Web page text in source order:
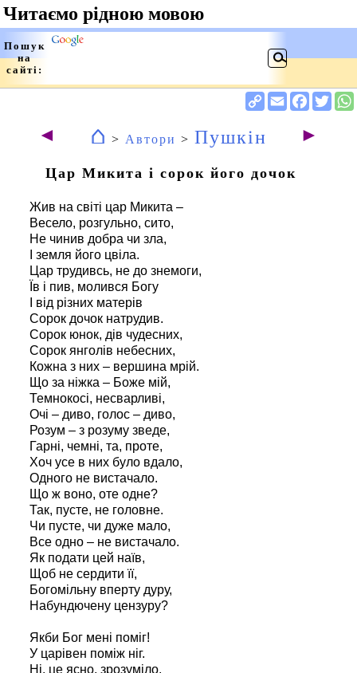
◄ ⌂ > Автори > Пушкін ►
Цар Микита і сорок його дочок
Жив на світі цар Микита –
Весело, розгульно, сито,
Не чинив добра чи зла,
І земля його цвіла.
Цар трудивсь, не до знемоги,
Їв і пив, молився Богу
І від різних матерів
Сорок дочок натрудив.
Сорок юнок, дів чудесних,
Сорок янголів небесних,
Кожна з них – вершина мрій.
Що за ніжка – Боже мій,
Темнокосі, несварливі,
Очі – диво, голос – диво,
Розум – з розуму зведе,
Гарні, чемні, та, проте,
Хоч усе в них було вдало,
Одного не вистачало.
Що ж воно, оте одне?
Так, пусте, не головне.
Чи пусте, чи дуже мало,
Все одно – не вистачало.
Як подати цей наїв,
Щоб не сердити її,
Богомільну вперту дуру,
Набундючену цензуру?
Якби Бог мені поміг!
У царівен поміж ніг.
Ні, це ясно, зрозуміло,